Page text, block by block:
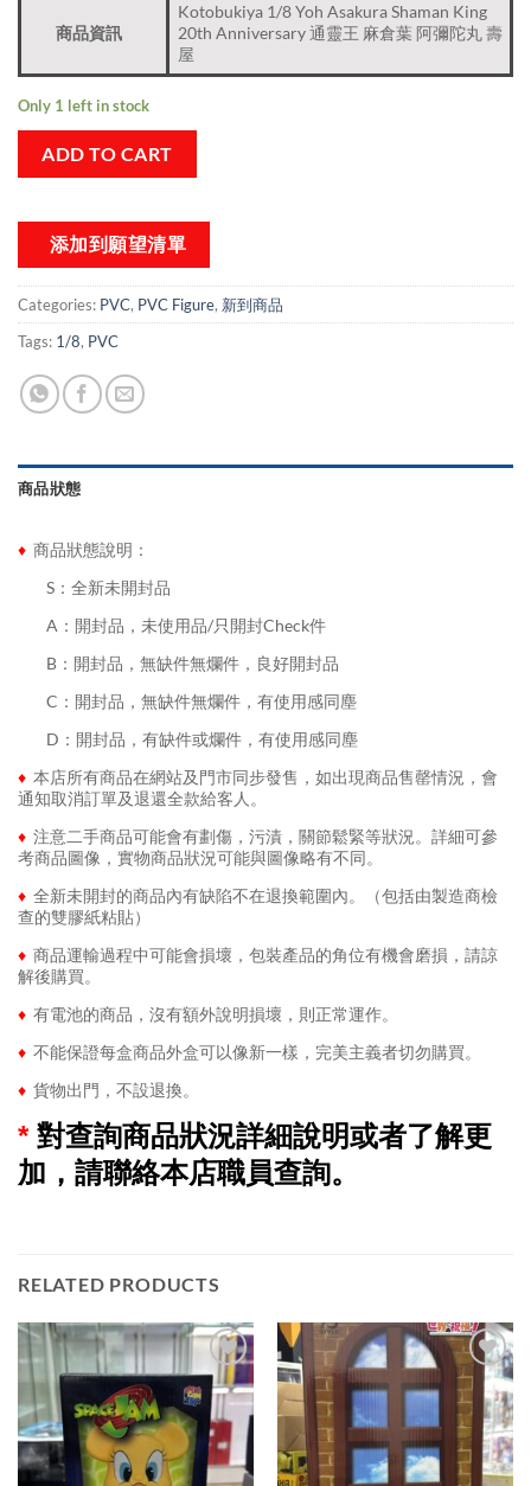
商品資訊
Kotobukiya 1/8 Yoh Asakura Shaman King
20th Anniversary 通靈王 麻倉葉 阿彌陀丸 壽
屋
Only 1 left in stock
ADD TO CART
添加到願望清單
Categories: PVC, PVC Figure, 新到商品​
Tags: 1/8, PVC
商品狀態
♦ 商品狀態說明：
S：全新未開封品
A：開封品，未使用品/只開封Check件
B：開封品，無缺件無爛件，良好開封品
C：開封品，無缺件無爛件，有使用感同塵
D：開封品，有缺件或爛件，有使用感同塵
♦ 本店所有商品在網站及門市同步發售，如出現商品售罄情況，會
通知取消訂單及退還全款給客人。
♦ 注意二手商品可能會有劃傷，污漬，關節鬆緊等狀況。詳細可參
考商品圖像，實物商品狀況可能與圖像略有不同。
♦ 全新未開封的商品內有缺陷不在退換範圍內。（包括由製造商檢
查的雙膠紙粘貼）
♦ 商品運輸過程中可能會損壞，包裝產品的角位有機會磨損，請諒
解後購買。
♦ 有電池的商品，沒有額外說明損壞，則正常運作。
♦ 不能保證每盒商品外盒可以像新一樣，完美主義者切勿購買。
♦ 貨物出門，不設退換。
* 對查詢商品狀況詳細說明或者了解更
加，請聯絡本店職員查詢。
RELATED PRODUCTS